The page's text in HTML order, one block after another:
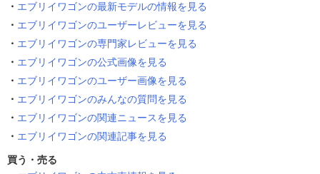
エブリイワゴンの最新モデルの情報を見る
エブリイワゴンのユーザーレビューを見る
エブリイワゴンの専門家レビューを見る
エブリイワゴンの公式画像を見る
エブリイワゴンのユーザー画像を見る
エブリイワゴンのみんなの質問を見る
エブリイワゴンの関連ニュースを見る
エブリイワゴンの関連記事を見る
買う・売る